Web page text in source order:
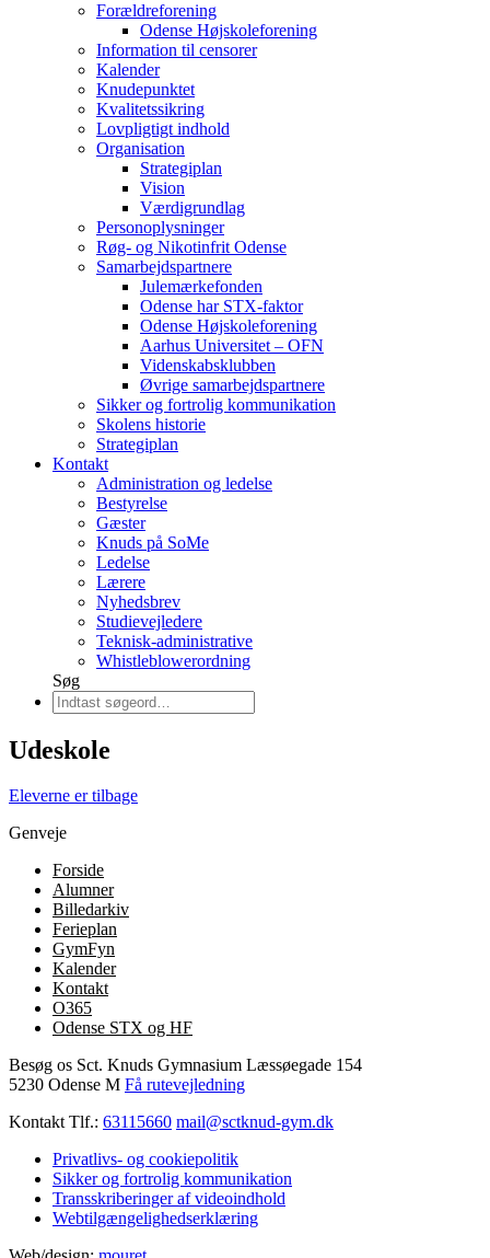
Forældreforening
Odense Højskoleforening
Information til censorer
Kalender
Knudepunktet
Kvalitetssikring
Lovpligtigt indhold
Organisation
Strategiplan
Vision
Værdigrundlag
Personoplysninger
Røg- og Nikotinfrit Odense
Samarbejdspartnere
Julemærkefonden
Odense har STX-faktor
Odense Højskoleforening
Aarhus Universitet – OFN
Videnskabsklubben
Øvrige samarbejdspartnere
Sikker og fortrolig kommunikation
Skolens historie
Strategiplan
Kontakt
Administration og ledelse
Bestyrelse
Gæster
Knuds på SoMe
Ledelse
Lærere
Nyhedsbrev
Studievejledere
Teknisk-administrative
Whistleblowerordning
Søg
Udeskole
Eleverne er tilbage
Genveje
Forside
Alumner
Billedarkiv
Ferieplan
GymFyn
Kalender
Kontakt
O365
Odense STX og HF
Besøg os Sct. Knuds Gymnasium Læssøegade 154
5230 Odense M Få rutevejledning
Kontakt Tlf.: 63115660 mail@sctknud-gym.dk
Privatlivs- og cookiepolitik
Sikker og fortrolig kommunikation
Transskriberinger af videoindhold
Webtilgængelighedserklæring